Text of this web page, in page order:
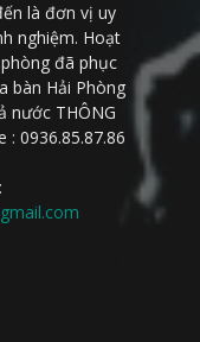
là đơn vị uy
nghiệm. Hoạt
đã phục
bàn Hải Phòng
nước THÔNG
: 0936.85.87.86